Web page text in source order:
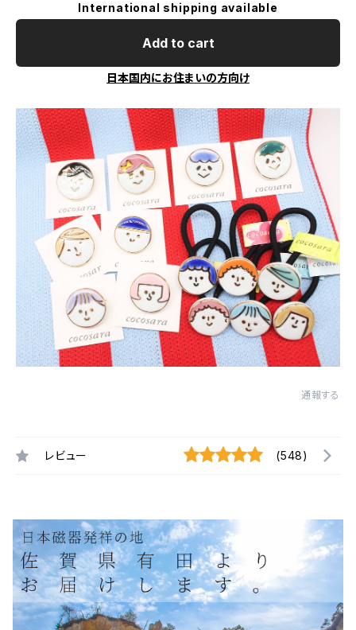
International shipping available
Add to cart
日本国内にお住まいの方向け
通報する
レビュー (548)